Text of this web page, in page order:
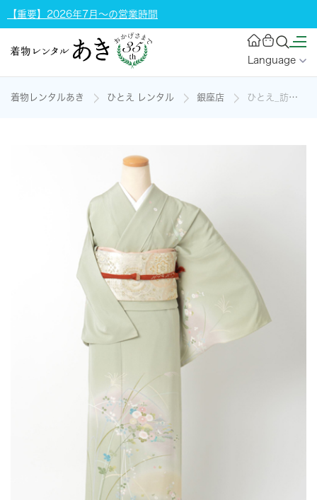
【重要】2026年7月～の営業時間
Language
着物レンタルあき ひとえ レンタル 銀座店 ひとえ_訪問着_抹茶・秋草花の着物レンタル